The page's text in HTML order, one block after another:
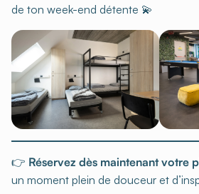
de ton week-end détente 💫
👉 Réservez dès maintenant votre
un moment plein de douceur et